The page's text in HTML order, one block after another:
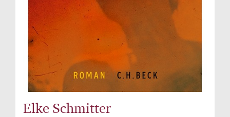
Elke Schmitter